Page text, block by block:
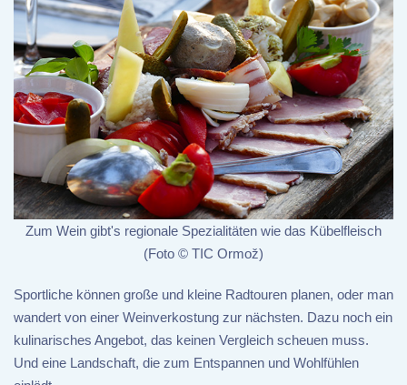
Zum Wein gibt's regionale Spezialitäten wie das Kübelfleisch
(Foto © TIC Ormož)
Sportliche können große und kleine Radtouren planen, oder man
wandert von einer Weinverkostung zur nächsten. Dazu noch ein
kulinarisches Angebot, das keinen Vergleich scheuen muss.
Und eine Landschaft, die zum Entspannen und Wohlfühlen